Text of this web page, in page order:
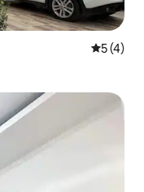
平均评分
5 (4)